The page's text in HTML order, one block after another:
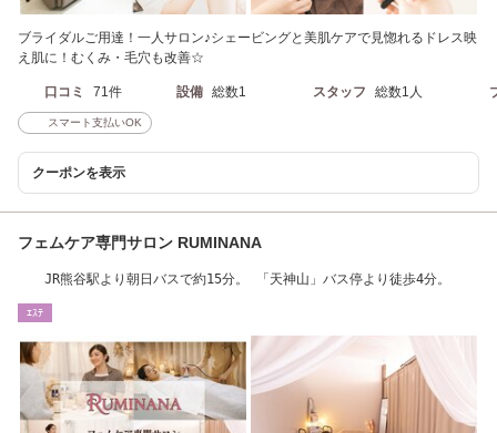
ブライダルご用達！一人サロン♪シェービングと美肌ケアで見惚れるドレス映
え肌に！むくみ・毛穴も改善☆
口コミ 71件 設備 総数1 スタッフ 総数1人
スマート支払いOK
クーポンを表示
フェムケア専門サロン RUMINANA
JR熊谷駅より朝日バスで約15分。 「天神山」バス停より徒歩4分。
ｴｽﾃ